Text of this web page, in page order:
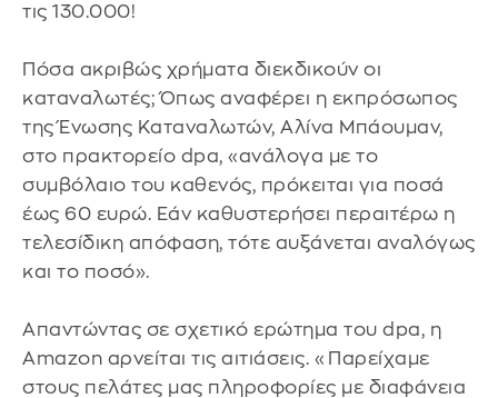
τις 130.000!
Πόσα ακριβώς χρήματα διεκδικούν οι
καταναλωτές; Όπως αναφέρει η εκπρόσωπος
της Ένωσης Καταναλωτών, Αλίνα Μπάουμαν,
στο πρακτορείο dpa, «ανάλογα με το
συμβόλαιο του καθενός, πρόκειται για ποσά
έως 60 ευρώ. Εάν καθυστερήσει περαιτέρω η
τελεσίδικη απόφαση, τότε αυξάνεται αναλόγως
και το ποσό».
Απαντώντας σε σχετικό ερώτημα του dpa, η
Amazon αρνείται τις αιτιάσεις. «Παρείχαμε
στους πελάτες μας πληροφορίες με διαφάνεια